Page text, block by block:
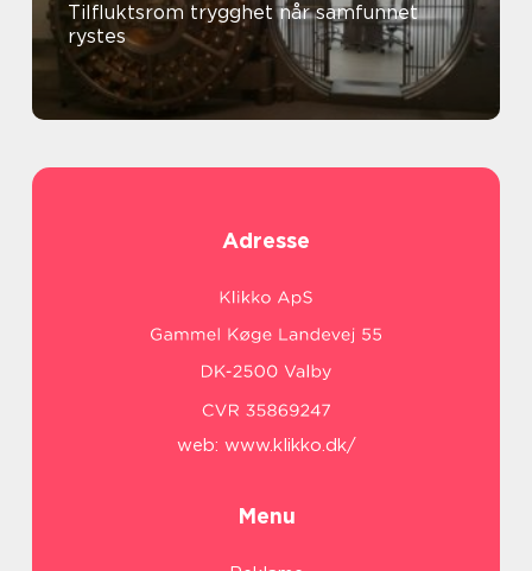
Tilfluktsrom trygghet når samfunnet
rystes
Adresse
web: www.klikko.dk/
Menu